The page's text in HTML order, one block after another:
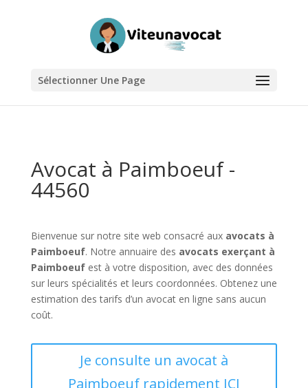
Sélectionner Une Page
Avocat à Paimboeuf -
44560
Bienvenue sur notre site web consacré aux avocats à
Paimboeuf. Notre annuaire des avocats exerçant à
Paimboeufest à votre disposition, avec des données
sur leurs spécialités et leurs coordonnées. Obtenez une
estimation des tarifs d’un avocat en ligne sans aucun
coût.
Je consulte un avocat à
Paimboeuf rapidement ICI